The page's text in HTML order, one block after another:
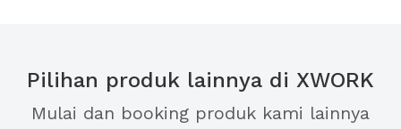
Pilihan produk lainnya di XWORK
Mulai dan booking produk kami lainnya